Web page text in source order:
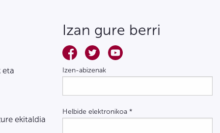
eta
ekitaldia
Izan gure berri
Izen-abizenak
Helbide elektronikoa *